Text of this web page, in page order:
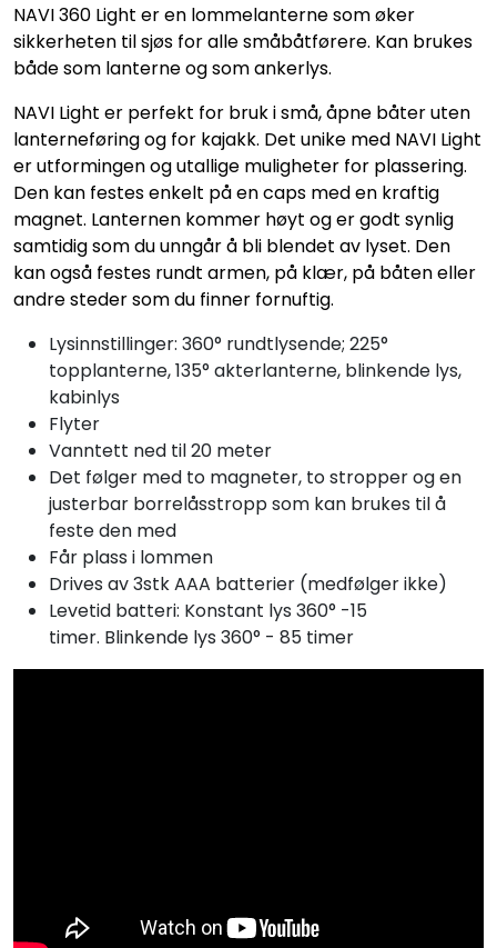
NAVI 360 Light er en lommelanterne som øker
sikkerheten til sjøs for alle småbåtførere. Kan brukes
både som lanterne og som ankerlys.
NAVI Light er perfekt for bruk i små, åpne båter uten
lanterneføring og for kajakk. Det unike med NAVI Light
er utformingen og utallige muligheter for plassering.
Den kan festes enkelt på en caps med en kraftig
magnet. Lanternen kommer høyt og er godt synlig
samtidig som du unngår å bli blendet av lyset. Den
kan også festes rundt armen, på klær, på båten eller
andre steder som du finner fornuftig.
Lysinnstillinger: 360° rundtlysende; 225°
topplanterne, 135° akterlanterne, blinkende lys,
kabinlys
Flyter
Vanntett ned til 20 meter
Det følger med to magneter, to stropper og en
justerbar borrelåsstropp som kan brukes til å
feste den med
Får plass i lommen
Drives av 3stk AAA batterier (medfølger ikke)
Levetid batteri: Konstant lys 360° -15
timer. Blinkende lys 360° - 85 timer